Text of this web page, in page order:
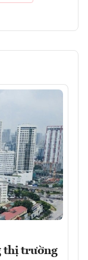
thị trường